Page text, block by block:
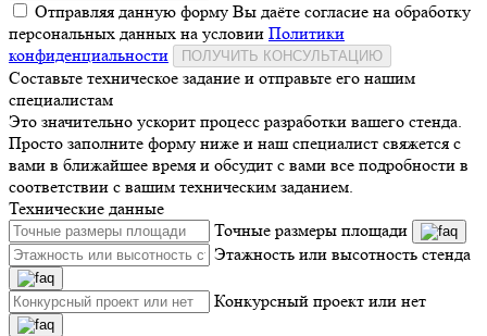
Отправляя данную форму Вы даёте согласие на обработку
персональных данных на условии Политики
конфиденциальности
ПОЛУЧИТЬ КОНСУЛЬТАЦИЮ
Составьте техническое задание и отправьте его нашим
специалистам
Это значительно ускорит процесс разработки вашего стенда.
Просто заполните форму ниже и наш специалист свяжется с
вами в ближайшее время и обсудит с вами все подробности в
соответствии с вашим техническим заданием.
Технические данные
Точные размеры площади
Этажность или высотность стенда
Конкурсный проект или нет